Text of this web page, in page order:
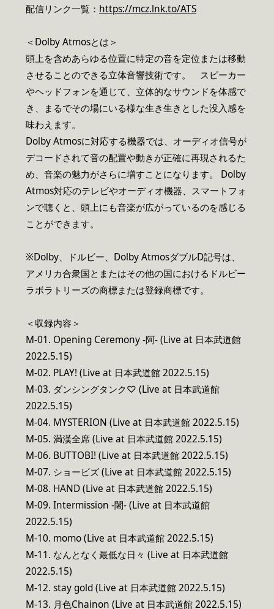
配信リンク一覧： https://mcz.lnk.to/ATS
＜Dolby Atmosとは＞
頭上を含めあらゆる位置に特定の音を定位または移動
させることのできる立体音響技術です。 スピーカー
やヘッドフォンを通じて、立体的なサウンドを体感で
き、まるでその場にいる様な生き生きとした没入感を
味わえます。
Dolby Atmosに対応する機器では、オーディオ信号が
デコードされて音の配置や動きが正確に再現されるた
め、音楽の魅力がさらに増すことになります。 Dolby
Atmos対応のテレビやオーディオ機器、スマートフォ
ンで聴くと、頭上にも音楽が広がっているのを感じる
ことができます。
※Dolby、ドルビー、Dolby AtmosダブルD記号は、
アメリカ合衆国とまたはその他の国におけるドルビー
ラボラトリーズの商標または登録商標です。
＜収録内容＞
M-01. Opening Ceremony -阿- (Live at 日本武道館
2022.5.15)
M-02. PLAY! (Live at 日本武道館 2022.5.15)
M-03. ダンシングタンク♡ (Live at 日本武道館
2022.5.15)
M-04. MYSTERION (Live at 日本武道館 2022.5.15)
M-05. 満漢全席 (Live at 日本武道館 2022.5.15)
M-06. BUTTOBI! (Live at 日本武道館 2022.5.15)
M-07. ショービズ (Live at 日本武道館 2022.5.15)
M-08. HAND (Live at 日本武道館 2022.5.15)
M-09. Intermission -闍- (Live at 日本武道館
2022.5.15)
M-10. momo (Live at 日本武道館 2022.5.15)
M-11. なんとなく最低な日々 (Live at 日本武道館
2022.5.15)
M-12. stay gold (Live at 日本武道館 2022.5.15)
M-13. 月色Chainon (Live at 日本武道館 2022.5.15)